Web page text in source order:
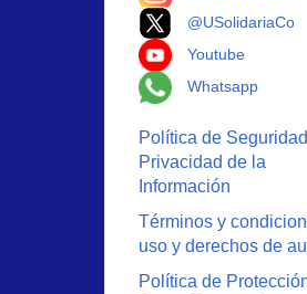
@USolidariaCo
Youtube
Whatsapp
Política de
Privacidad de la
Información
Términos y
uso y derechos de
Política de